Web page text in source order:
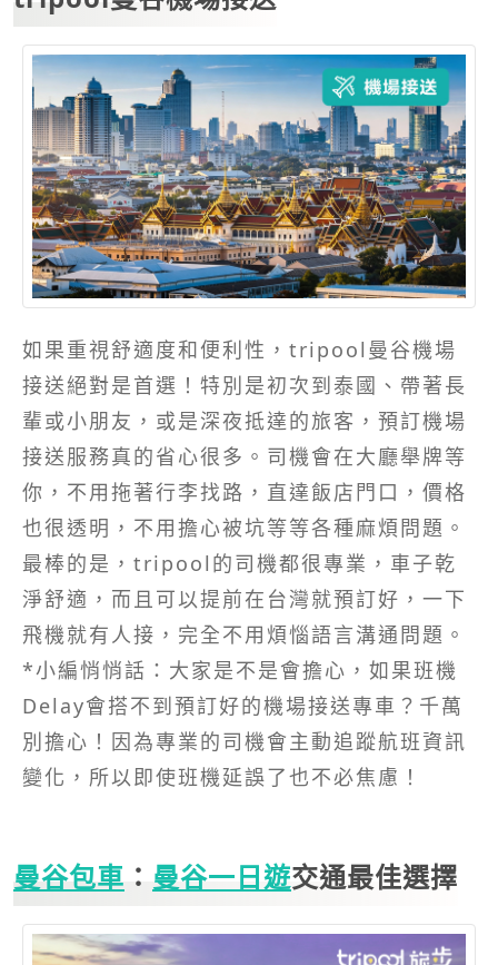
如果重視舒適度和便利性，tripool曼谷機場
接送絕對是首選！特別是初次到泰國、帶著長
輩或小朋友，或是深夜抵達的旅客，預訂機場
接送服務真的省心很多。司機會在大廳舉牌等
你，不用拖著行李找路，直達飯店門口，價格
也很透明，不用擔心被坑等等各種麻煩問題。
最棒的是，tripool的司機都很專業，車子乾
淨舒適，而且可以提前在台灣就預訂好，一下
飛機就有人接，完全不用煩惱語言溝通問題。
*小編悄悄話：大家是不是會擔心，如果班機
Delay會搭不到預訂好的機場接送專車？千萬
別擔心！因為專業的司機會主動追蹤航班資訊
變化，所以即使班機延誤了也不必焦慮！
曼谷包車 ： 曼谷一日遊交通最佳選擇